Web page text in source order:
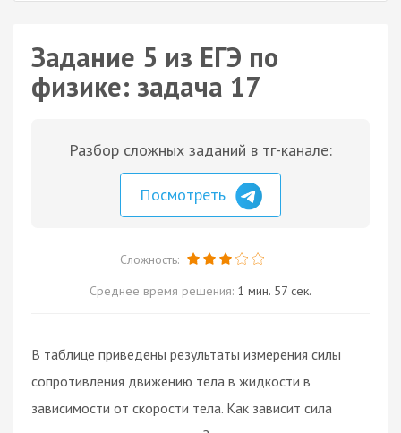
Задание 5 из ЕГЭ по
физике: задача 17
Разбор сложных заданий в тг-канале:
Посмотреть
Сложность:
Среднее время решения: 1 мин. 57 сек.
В таблице приведены результаты измерения силы
сопротивления движению тела в жидкости в
зависимости от скорости тела. Как зависит сила